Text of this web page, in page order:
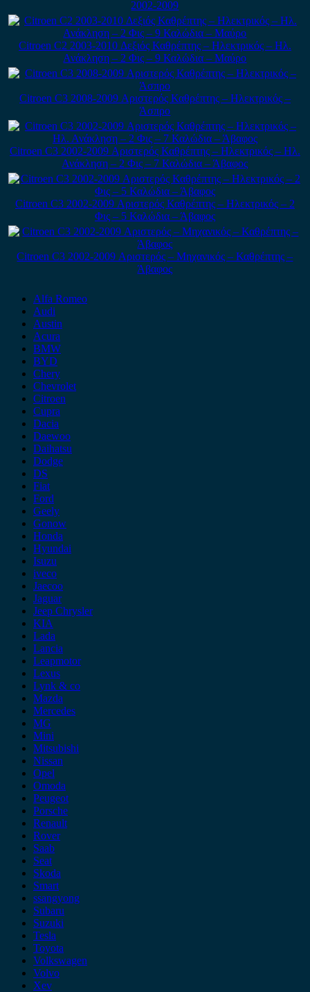
2002-2009
Citroen C2 2003-2010 Δεξιός Καθρέπτης – Ηλεκτρικός – Ηλ.
Ανάκληση – 2 Φις – 9 Καλώδια – Μαύρο
Citroen C3 2008-2009 Αριστερός Καθρέπτης – Ηλεκτρικός –
Άσπρο
Citroen C3 2002-2009 Αριστερός Καθρέπτης – Ηλεκτρικός – Ηλ.
Ανάκληση – 2 Φις – 7 Καλώδια – Άβαφος
Citroen C3 2002-2009 Αριστερός Καθρέπτης – Ηλεκτρικός – 2
Φις – 5 Καλώδια – Άβαφος
Citroen C3 2002-2009 Αριστερός – Μηχανικός – Καθρέπτης –
Άβαφος
Alfa Romeo
Audi
Austin
Acura
BMW
BYD
Chery
Chevrolet
Citroen
Cupra
Dacia
Daewoo
Daihatsu
Dodge
DS
Fiat
Ford
Geely
Gonow
Honda
Hyundai
Isuzu
iveco
Jaecoo
Jaguar
Jeep Chrysler
KIA
Lada
Lancia
Leapmotor
Lexus
Lynk & co
Mazda
Mercedes
MG
Mini
Mitsubishi
Nissan
Opel
Omoda
Peugeot
Porsche
Renault
Rover
Saab
Seat
Skoda
Smart
ssangyong
Subaru
Suzuki
Tesla
Toyota
Volkswagen
Volvo
Xev